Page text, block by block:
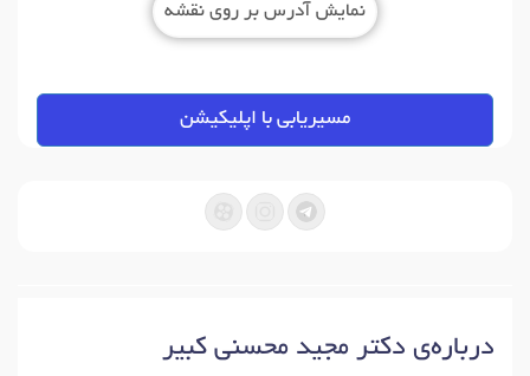
نمایش آدرس بر روی نقشه
مسیریابی با اپلیکیشن
درباره‌ی دکتر مجید محسنی کبیر